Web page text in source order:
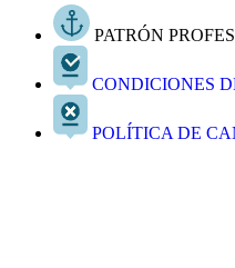
PATRÓN
CONDICIONES
POLÍTICA DE